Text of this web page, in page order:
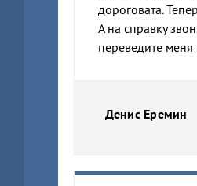
дороговата.
А на справку
переведите
Денис Еремин